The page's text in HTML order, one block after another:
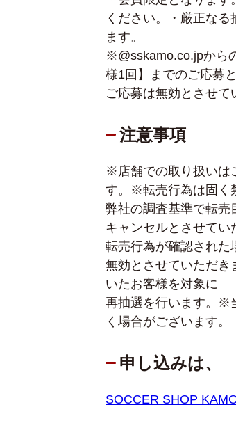
ください。
・厳正な
ます。
※@sskamo.co.jpから
様1回】までのご応募
ご応募は無効とさせて
注意事項
※店舗での取り扱いは
す。 ※転売行為は固く
弊社の調査基準で転売
キャンセルとさせてい
転売行為が確認された
無効とさせていただき
いたお客様を対象に
再抽選を行います。 ※
く場合がございます。
申し込みは、
SOCCER SHOP